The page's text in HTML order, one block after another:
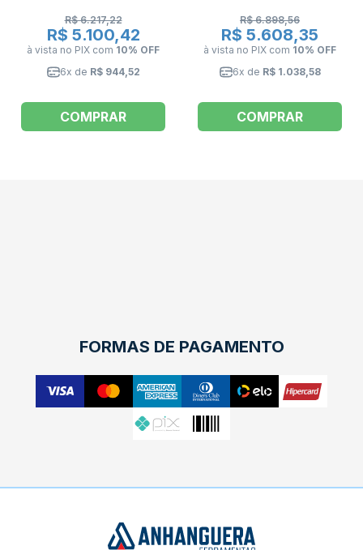
R$ 6.217,22
R$ 5.100,42
à vista no PIX com 10% OFF
6x de R$ 944,52
COMPRAR
R$ 6.898,56
R$ 5.608,35
à vista no PIX com 10% OFF
6x de R$ 1.038,58
COMPRAR
FORMAS DE PAGAMENTO